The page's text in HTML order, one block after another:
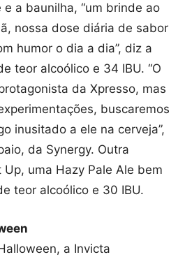
a baunilha, “um brinde ao
nossa dose diária de sabor
humor o dia a dia”, diz a
teor alcoólico e 34 IBU. “O
da Xpresso, mas
buscaremos
inusitado a ele na cerveja”,
da Synergy. Outra
uma Hazy Pale Ale bem
teor alcoólico e 30 IBU.
a Invicta